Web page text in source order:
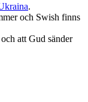
.
och Swish finns
att Gud sänder